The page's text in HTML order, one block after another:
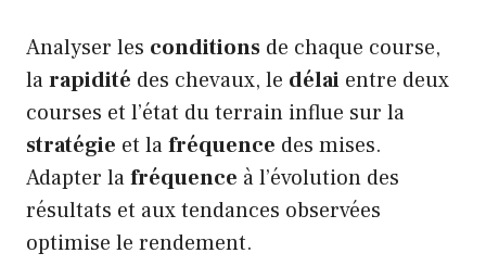
Analyser les conditions de chaque course,
larapidité des chevaux, le délai entre deux
courses et l’état du terrain influe sur la
stratégie et lafréquence des mises.
Adapter lafréquence à l’évolution des
résultats et aux tendances observées
optimise le rendement.